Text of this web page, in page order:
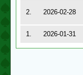
2. 2026-02-28
1.
2026-01-31